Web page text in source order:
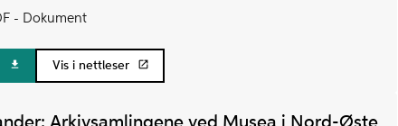
- Dokument
Vis i nettleser